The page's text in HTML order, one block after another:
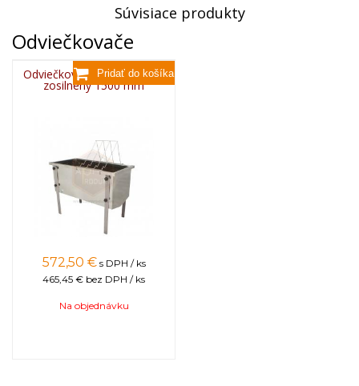
Váha netto: 16,500 kg / Váha brutto: 17,330 kg
Veko je určené na odviečkovací stôl zosilnený
dĺžky 1500 mm a rozmeru rámika Dadant.
Súvisiace produkty
Odviečkovače
Odviečkovací stôl nerezový
zosilnený 1500 mm
572,50 € s DPH / ks
465,45 € bez DPH / ks
Na objednávku